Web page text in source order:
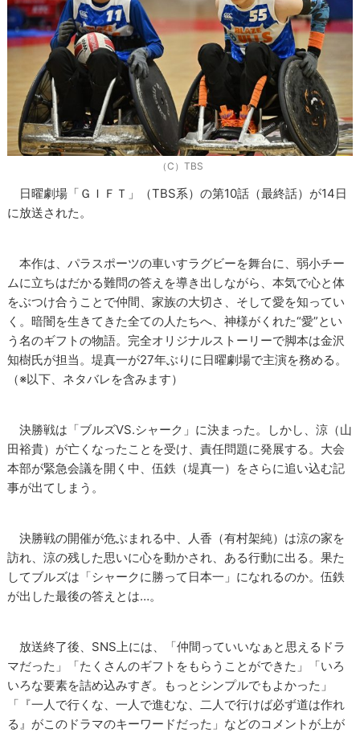
（C）TBS
日曜劇場「ＧＩＦＴ」（TBS系）の第10話（最終話）が14日
に放送された。
本作は、パラスポーツの車いすラグビーを舞台に、弱小チー
ムに立ちはだかる難問の答えを導き出しながら、本気で心と体
をぶつけ合うことで仲間、家族の大切さ、そして愛を知ってい
く。暗闇を生きてきた全ての人たちへ、神様がくれた“愛”とい
う名のギフトの物語。完全オリジナルストーリーで脚本は金沢
知樹氏が担当。堤真一が27年ぶりに日曜劇場で主演を務める。
（※以下、ネタバレを含みます）
決勝戦は「ブルズVS.シャーク」に決まった。しかし、涼（山
田裕貴）が亡くなったことを受け、責任問題に発展する。大会
本部が緊急会議を開く中、伍鉄（堤真一）をさらに追い込む記
事が出てしまう。
決勝戦の開催が危ぶまれる中、人香（有村架純）は涼の家を
訪れ、涼の残した思いに心を動かされ、ある行動に出る。果た
してブルズは「シャークに勝って日本一」になれるのか。伍鉄
が出した最後の答えとは…。
放送終了後、SNS上には、「仲間っていいなぁと思えるドラ
マだった」「たくさんのギフトをもらうことができた」「いろ
いろな要素を詰め込みすぎ。もっとシンプルでもよかった」
「『一人で行くな、一人で進むな、二人で行けば必ず道は作れ
る』がこのドラマのキーワードだった」などのコメントが上が